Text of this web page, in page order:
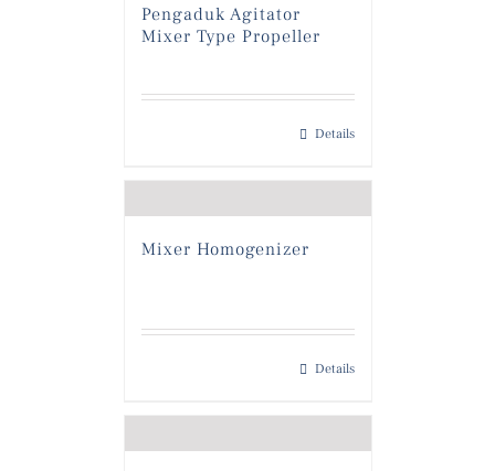
Pengaduk Agitator
Mixer Type Propeller
Details
Mixer Homogenizer
Details